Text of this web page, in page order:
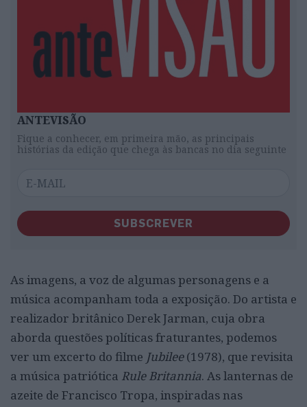
ANTEVISÃO
Fique a conhecer, em primeira mão, as principais
histórias da edição que chega às bancas no dia seguinte
SUBSCREVER
As imagens, a voz de algumas personagens e a
música acompanham toda a exposição. Do artista e
realizador britânico Derek Jarman, cuja obra
aborda questões políticas fraturantes, podemos
ver um excerto do filme Jubilee(1978), que revisita
a música patriótica Rule Britannia. As lanternas de
azeite de Francisco Tropa, inspiradas nas